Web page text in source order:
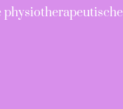
physiotherapeutische